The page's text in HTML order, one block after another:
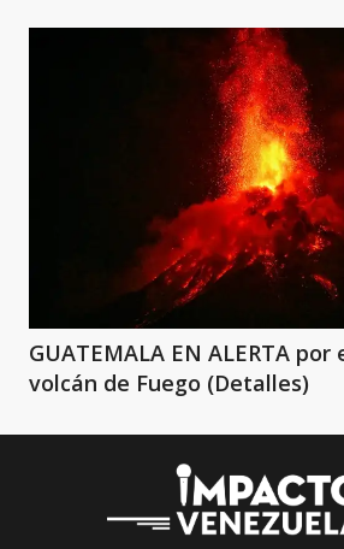
GUATEMALA EN ALERTA
volcán de Fuego (Detalles)